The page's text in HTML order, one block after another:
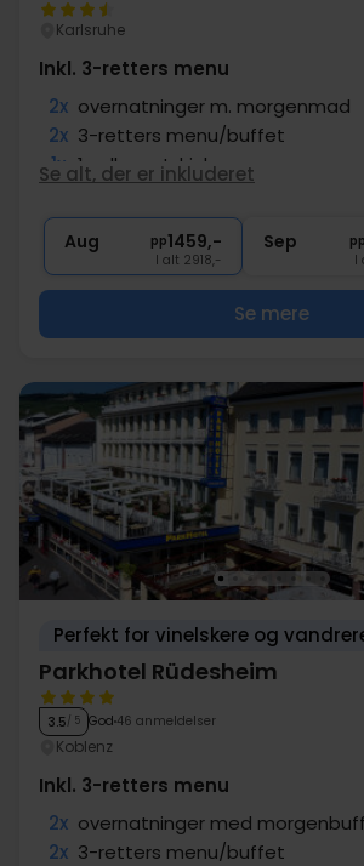
Karlsruhe
Inkl. 3-retters menu
2x overnatninger m. morgenmad
2x 3-retters menu/buffet
1x 1 velkomstdrink
2x 1 Bonushæfte + Pfalzcard
Se alt, der er inkluderet
Aug pp1459,-
I alt 2918,-
Sep pp
I
Se mere
Perfekt for vinelskere og
Parkhotel Rüdesheim
3.5/ 5 God 46 anmeldelser
Koblenz
Inkl. 3-retters menu
2x overnatninger med
2x 3-retters menu/buffet